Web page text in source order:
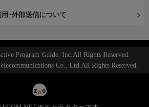
･外部送信について
Program Guide, Inc.All Rights Reserved.
Co., Ltd.All Rights Reserved.